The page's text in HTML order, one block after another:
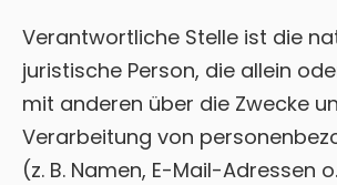
Verantwortliche Stelle ist die
juristische Person, die allein
mit anderen über die Zwecke
Verarbeitung von
(z. B. Namen, E-Mail-Adressen